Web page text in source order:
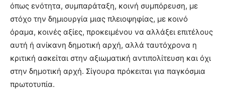
όπως ενότητα, συμπαράταξη, κοινή συμπόρευση, με
στόχο την δημιουργία μιας πλειοψηφίας, με κοινό
όραμα, κοινές αξίες, προκειμένου να αλλάξει επιτέλους
αυτή ή ανίκανη δημοτική αρχή, αλλά ταυτόχρονα η
κριτική ασκείται στην αξιωματική αντιπολίτευση και όχι
στην δημοτική αρχή. Σίγουρα πρόκειται για παγκόσμια
πρωτοτυπία.